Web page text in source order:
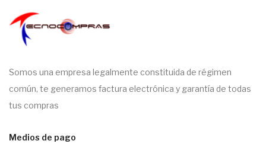
Somos una empresa legalmente constituida de régimen
común, te generamos factura electrónica y garantía de todas
tus compras
Medios de pago